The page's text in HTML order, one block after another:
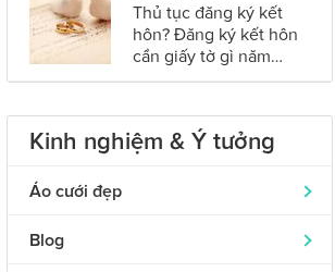
Thủ tục đăng ký kết
hôn? Đăng ký kết hôn
cần giấy tờ gì năm
2023?
Kinh nghiệm & Ý tưởng
Áo cưới đẹp
Áo dài cưới
319
Blog